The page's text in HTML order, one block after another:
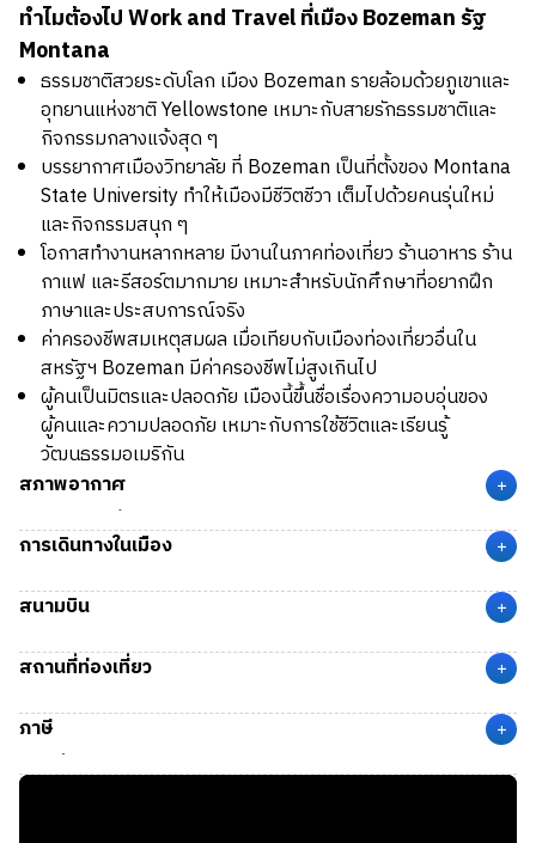
ทำไมต้องไป Work and Travel ที่เมือง Bozeman รัฐ
Montana
ธรรมชาติสวยระดับโลก เมือง Bozeman รายล้อมด้วยภูเขาและ
อุทยานแห่งชาติ Yellowstone เหมาะกับสายรักธรรมชาติและ
กิจกรรมกลางแจ้งสุด ๆ
บรรยากาศเมืองวิทยาลัย ที่ Bozeman เป็นที่ตั้งของ Montana
State University ทำให้เมืองมีชีวิตชีวา เต็มไปด้วยคนรุ่นใหม่
และกิจกรรมสนุก ๆ
โอกาสทำงานหลากหลาย มีงานในภาคท่องเที่ยว ร้านอาหาร ร้าน
กาแฟ และรีสอร์ตมากมาย เหมาะสำหรับนักศึกษาที่อยากฝึก
ภาษาและประสบการณ์จริง
ค่าครองชีพสมเหตุสมผล เมื่อเทียบกับเมืองท่องเที่ยวอื่นใน
สหรัฐฯ Bozeman มีค่าครองชีพไม่สูงเกินไป
ผู้คนเป็นมิตรและปลอดภัย เมืองนี้ขึ้นชื่อเรื่องความอบอุ่นของ
ผู้คนและความปลอดภัย เหมาะกับการใช้ชีวิตและเรียนรู้
วัฒนธรรมอเมริกัน
สภาพอากาศ
+
Bozemanตั้งอยู่ในหุบเขา Gallatin Valley และได้รับอิทธิพล
จากเทือกเขาร็อกกี้ ทำให้มีสภาพภูมิอากาศแบบอบอุ่นชื้นภาคพื้น
อากาศเย็นสบาย มีลมพัดแรง มีอุณหภูมิอยู่ที่ 0 – 16 °C ส่วนใน
การเดินทางในเมือง +
เมือง Bozeman ไม่มีระบบขนส่งสาธารณะขนาดใหญ่ การเดินทาง
ส่วนใหญ่ใช้รถยนต์ส่วนตัว มีถนนหลัก Interstate 90 (I-90)
เดินทางในเมืองสามารถใช้บริการแท็กซี่ และ Ride-sharing เช่น
สนามบิน +
สนามบิน BZN(Bozeman Yellowstone International
Airport) เมือง Belgrade, MT ห่างจากเมือง Bozeman ประมาณ
นาที
สถานที่ท่องเที่ยว +
Montana State University:แหล่งเรียนรู้และกิจกรรมสำหรับ
นักศึกษา นักท่องเที่ยวสามารถชมพิพิธภัณฑ์และงานกิจกรรม
กลางแจ้ง
ภาษี +
ภาษีที่จะถูกหักจากรายได้